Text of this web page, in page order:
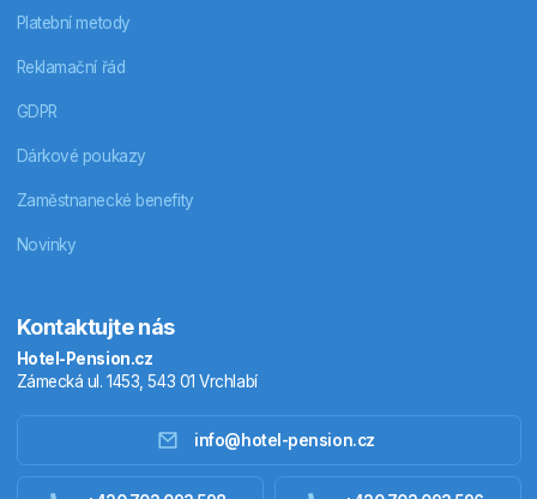
Platební metody
Reklamační řád
GDPR
Dárkové poukazy
Zaměstnanecké benefity
Novinky
Kontaktujte nás
Hotel-Pension.cz
Zámecká ul. 1453, 543 01 Vrchlabí
info@hotel-pension.cz